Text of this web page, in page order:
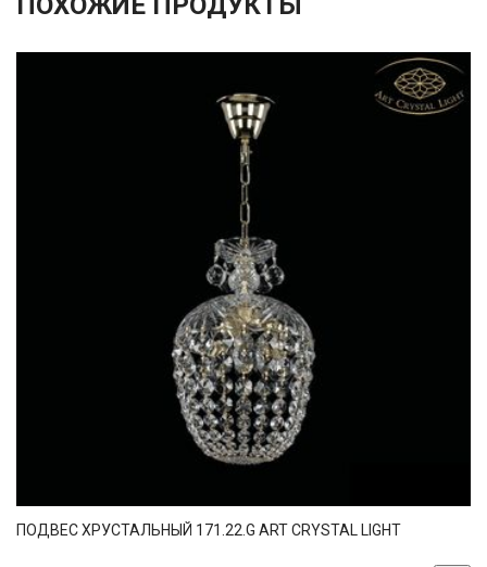
ПОДВЕС ХРУСТАЛЬНЫЙ 171.22.G ART CRYSTAL LIGHT